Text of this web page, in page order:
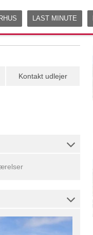
LAST MINUTE
Kontakt udlejer